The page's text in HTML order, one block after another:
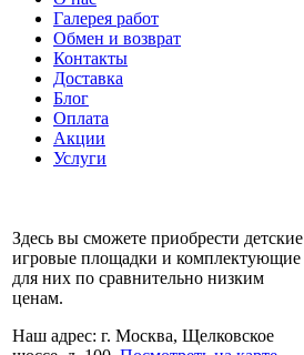
Галерея работ
Обмен и возврат
Контакты
Доставка
Блог
Оплата
Акции
Услуги
Здесь вы сможете приобрести детские
игровые площадки и комплектующие
для них по сравнительно низким
ценам.
Наш адрес: г. Москва, Щелковское